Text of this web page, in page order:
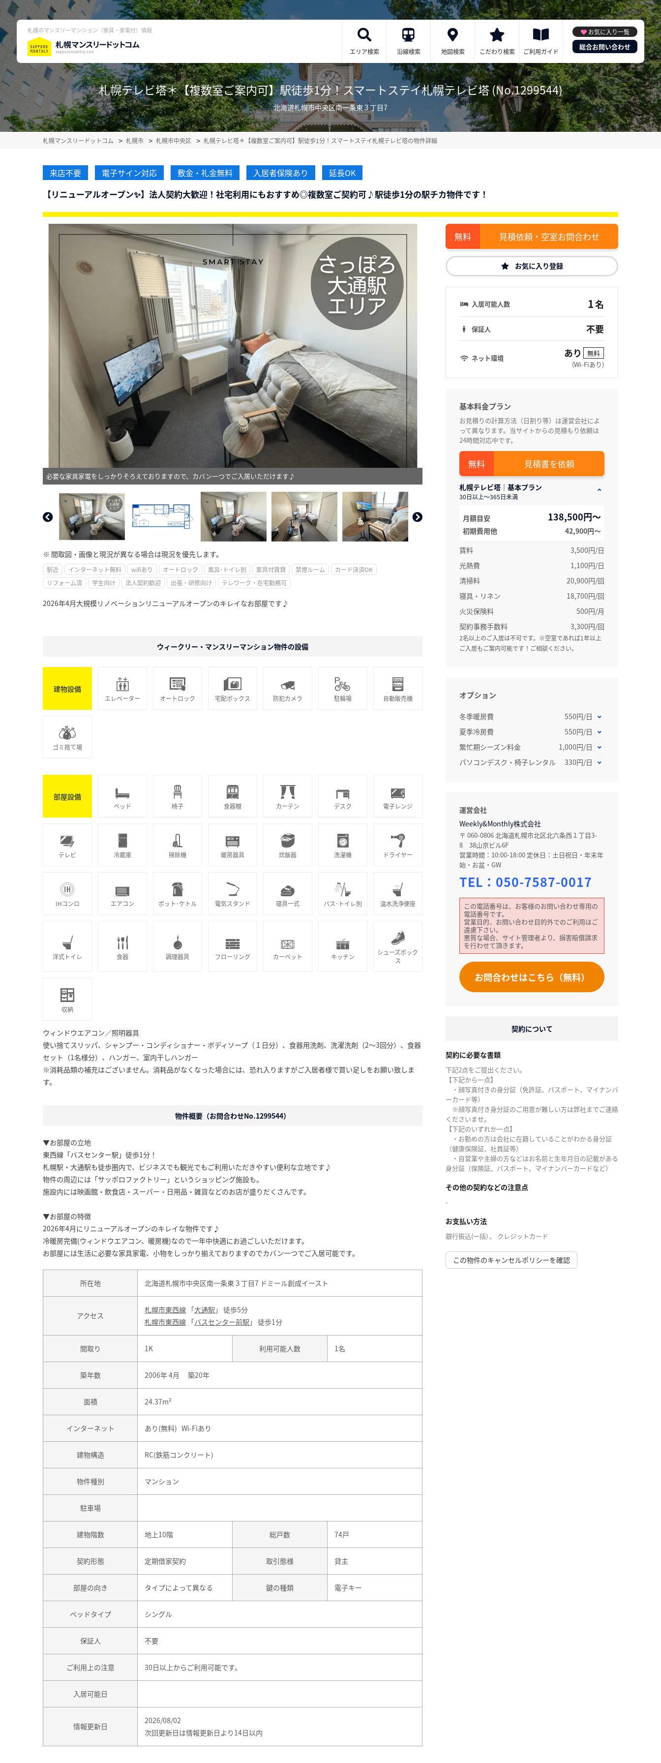
札幌のマンスリーマンション（家具・家電付）情報
エリア検索 沿線検索 地図検索 こだわり検索 ご利用ガイド
お気に入り一覧
総合お問い合わせ
札幌テレビ塔＊【複数室ご案内可】駅徒歩1分！スマートステイ札幌テレビ塔 (No.1299544)
北海道札幌市中央区南一条東３丁目7
札幌マンスリードットコム 札幌市 札幌市中央区 札幌テレビ塔＊【複数室ご案内可】駅徒歩1分！スマートステイ札幌テレビ塔の物件詳細
来店不要 電子サイン対応 敷金・礼金無料 入居者保険あり 延長OK
【リニューアルオープン✨】法人契約大歓迎！社宅利用にもおすすめ◎複数室ご契約可♪駅徒歩1分の駅チカ物件です！
必要な家具家電をしっかりそろえておりますので、カバン一つでご入居いただけます♪
※ 間取図・画像と現況が異なる場合は現況を優先します。
駅近 インターネット無料 wifiあり オートロック 風呂･トイレ別 家具付賃貸 禁煙ルーム
カード決済OK
リフォーム済
学生向け 法人契約歓迎 出張・研修向け テレワーク・在宅勤務可
2026年4月大規模リノベーションリニューアルオープンのキレイなお部屋です♪
見積依頼・空室お問合わせ
お気に入り登録
入居可能人数 1名
保証人 不要
ネット環境 あり
無料
(Wi-Fiあり)
基本料金プラン
お見積りの計算方法（日割り等）は運営会社によ
って異なります。当サイトからの見積もり依頼は
24時間対応中です。
見積書を依頼
札幌テレビ塔｜基本プラン
30日以上～365日未満
月額目安 138,500円～
初期費用他
42,900円〜
賃料
3,500円/日
光熱費
1,100円/日
清掃料
20,900円/回
寝具・リネン
18,700円/回
火災保険料
500円/月
契約事務手数料
3,300円/回
2名以上のご入居は不可です。※空室であれば1年以上
ご入居もご案内可能です！ご相談ください。
オプション
冬季暖房費
550円/日
夏季冷房費
550円/日
繁忙期シーズン料金
1,000円/日
パソコンデスク・椅子レンタル
330円/日
運営会社
Weekly&Monthly株式会社
〒 060-0806 北海道札幌市北区北六条西１丁目3-
8 38山京ビル6F
営業時間：10:00-18:00 定休日：土日祝日・年末年
始・お盆・GW
TEL： 050-7587-0017
この電話番号は、お客様のお問い合わせ専用の
電話番号です。
営業目的、お問い合わせ目的外でのご利用はご
遠慮下さい。
悪質な場合、サイト管理者より、損害賠償請求
を行わせて頂きます。
お問合わせはこちら（無料）
契約について
契約に必要な書類
下記2点をご提出ください。
【下記から一点】
・顔写真付きの身分証（免許証、パスポート、マイナンバ
ーカード等）
※顔写真付き身分証のご用意が難しい方は弊社までご連絡
くださいませ。
【下記のいずれか一点】
・お勤めの方は会社に在籍していることがわかる身分証
（健康保険証、社員証等）
・自営業や主婦の方などはお名前と生年月日の記載がある
身分証（保険証、パスポート、マイナンバーカードなど）
その他の契約などの注意点
-
お支払い方法
銀行振込(一括) 、 クレジットカード
この物件のキャンセルポリシーを確認
ウィークリー・マンスリーマンション物件の設備
建物設備
エレベーター オートロック 宅配ボックス 防犯カメラ 駐輪場 自動販売機
ゴミ捨て場
部屋設備
ベッド 椅子 食器棚 カーテン デスク 電子レンジ
テレビ 冷蔵庫 掃除機 暖房器具 炊飯器 洗濯機 ドライヤー
IHコンロ エアコン ポット･ケトル 電気スタンド 寝具一式 バス･トイレ別 温水洗浄便座
洋式トイレ 食器 調理器具 フローリング カーペット キッチン
シューズボック
ス
収納
ウィンドウエアコン／照明器具
使い捨てスリッパ、シャンプー・コンディショナー・ボディソープ（１日分）、食器用洗剤、洗濯洗剤（2～3回分）、食器
セット（1名様分）、ハンガー、室内干しハンガー
※消耗品類の補充はございません。消耗品がなくなった場合には、恐れ入りますがご入居者様で買い足しをお願い致しま
す。
物件概要（お問合わせNo.1299544）
▼お部屋の立地
東西線「バスセンター駅」徒歩1分！
札幌駅・大通駅も徒歩圏内で、ビジネスでも観光でもご利用いただきやすい便利な立地です♪
物件の周辺には「サッポロファクトリー」というショッピング施設も。
施設内には映画館・飲食店・スーパー・日用品・雑貨などのお店が盛りだくさんです。
▼お部屋の特徴
2026年4月にリニューアルオープンのキレイな物件です♪
冷暖房完備(ウィンドウエアコン、暖房機)なので一年中快適にお過ごしいただけます。
お部屋には生活に必要な家具家電、小物をしっかり揃えておりますのでカバン一つでご入居可能です。
所在地 北海道札幌市中央区南一条東３丁目7 ドミール創成イースト
アクセス
札幌市東西線 「大通駅 」 徒歩5分
札幌市東西線 「バスセンター前駅 」 徒歩1分
間取り 1K 利用可能人数 1名
築年数 2006年 4月 築20年
面積 24.37m²
インターネット あり(無料) Wi-Fiあり
建物構造 RC(鉄筋コンクリート)
物件種別 マンション
駐車場
建物階数 地上10階 総戸数 74戸
契約形態 定期借家契約 取引態様 貸主
部屋の向き タイプによって異なる 鍵の種類 電子キー
ベッドタイプ シングル
保証人 不要
ご利用上の注意 30日以上からご利用可能です。
入居可能日
情報更新日
2026/08/02
次回更新日は情報更新日より14日以内